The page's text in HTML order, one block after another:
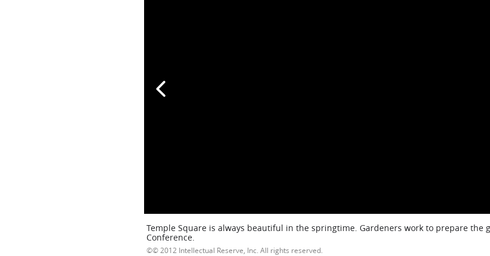
Temple Square is always beautiful in the springtime. Gardeners work to prepare the
Conference.
© 2012 Intellectual Reserve, Inc. All rights reserved.